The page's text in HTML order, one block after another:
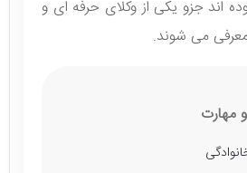
اند جزو یکی از وکلای حرفه ای و
می شوند.